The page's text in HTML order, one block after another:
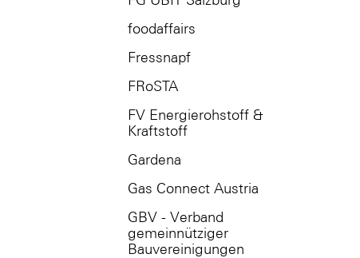
foodaffairs
Fressnapf
FRoSTA
FV Energierohstoff &
Kraftstoff
Gardena
Gas Connect Austria
GBV - Verband
gemeinnütziger
Bauvereinigungen